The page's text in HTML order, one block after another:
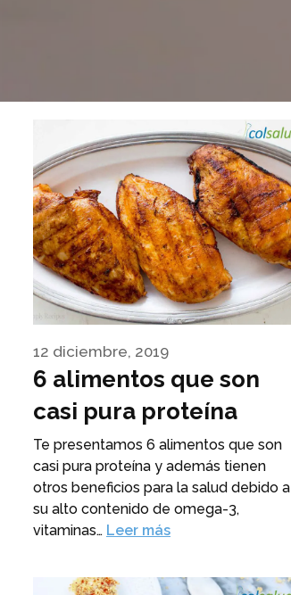
6 alimentos que son
casi pura proteína
12 diciembre, 2019
Te presentamos 6 alimentos que son
casi pura proteína y además tienen
otros beneficios para la salud debido a
su alto contenido de omega-3,
vitaminas… Leer más